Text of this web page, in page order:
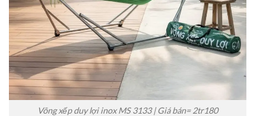
Võng xếp duy lợi inox MS 3133 | Giá bán= 2tr180